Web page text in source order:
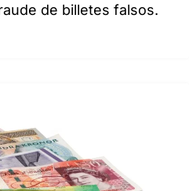
de billetes falsos.